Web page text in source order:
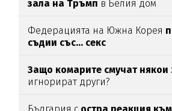
зала на Тръмп в Белия дом
Федерацията на Южна Корея
съдии със... секс
Защо комарите смучат някои
игнорират други?